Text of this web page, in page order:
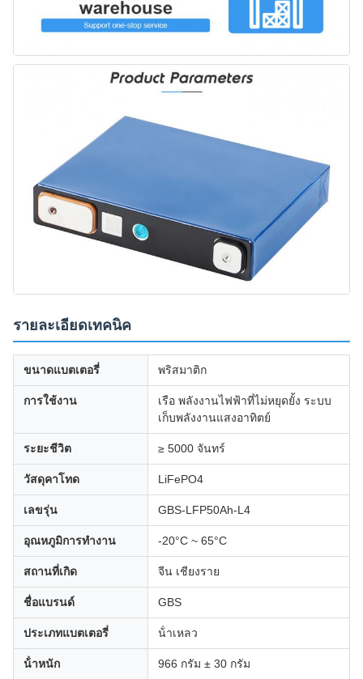
รายละเอียดเทคนิค
ขนาดแบตเตอรี่ พริสมาติก
การใช้งาน
เรือ พลังงานไฟฟ้าที่ไม่หยุดยั้ง ระบบ
เก็บพลังงานแสงอาทิตย์
ระยะชีวิต ≥ 5000 จันทร์
วัสดุคาโทด LiFePO4
เลขรุ่น GBS-LFP50Ah-L4
อุณหภูมิการทํางาน -20°C ~ 65°C
สถานที่เกิด จีน เชียงราย
ชื่อแบรนด์ GBS
ประเภทแบตเตอรี่ น้ําเหลว
น้ําหนัก 966 กรัม ± 30 กรัม